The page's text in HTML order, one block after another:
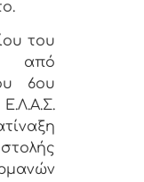
του
από
6ου